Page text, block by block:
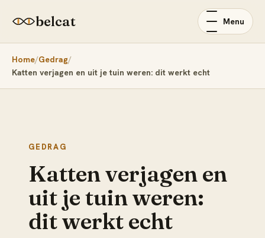
belcat Menu
Home Gedrag
Katten verjagen en uit je tuin weren: dit werkt echt
GEDRAG
Katten verjagen en
uit je tuin weren:
dit werkt echt